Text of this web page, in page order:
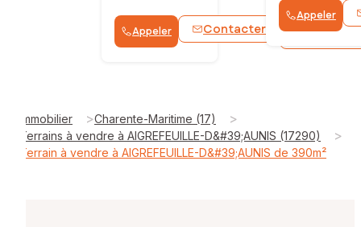
Appeler Contacter WhatsApp
Appeler
Immobilier >Charente-Maritime (17) >
Terrains à vendre à AIGREFEUILLE-D&#39;AUNIS (17290) >
Terrain à vendre à AIGREFEUILLE-D&#39;AUNIS de 390m²